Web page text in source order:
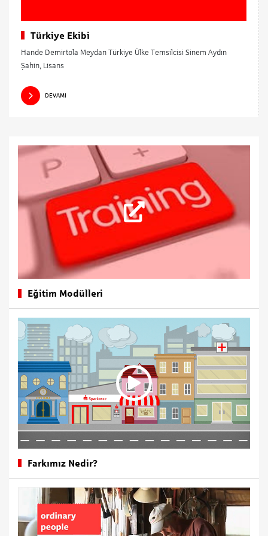
Türkiye Ekibi
Hande Demirtola Meydan Türkiye Ülke Temsilcisi Sinem Aydın
Şahin, Lisans
DEVAMI
Eğitim Modülleri
Farkımız Nedir?